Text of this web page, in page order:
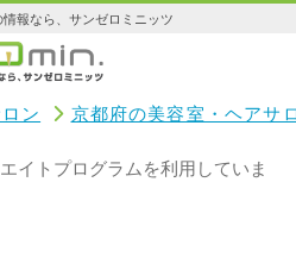
報なら、サンゼロミニッツ
ン 京都府の美容室・ヘアサ
イトプログラムを利用していま